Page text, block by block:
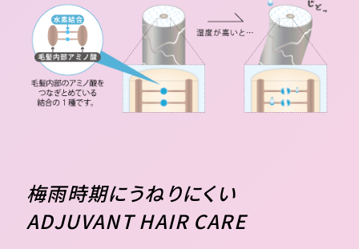
梅雨時期にうねりにくい
ADJUVANT HAIR CARE